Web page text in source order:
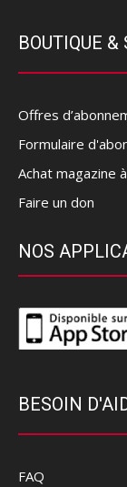
BOUTIQUE &
Offres
Formulaire
Achat magazine
Faire un don
NOS
BESOIN
FAQ